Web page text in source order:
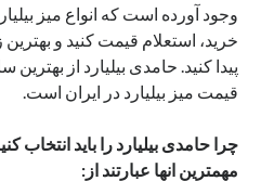
کشور به حدود یک درصد رسید
قطعی اینترنت در ایران از مرز 48 ساعت گذشت!
گوشی HMD Luma با دوربین 50 مگاپیکسل و نمایشگر 120 هرتز رونمایی شد
آخرین دیدگاه‌ها
وجود آورده است که انواع میز
خرید، استعلام قیمت کنید و
پیدا کنید. حامدی بیلیارد از بهترین
قیمت میز بیلیارد در ایران است.
چرا حامدی بیلیارد را باید انتخاب
مهمترین انها عبارتند از: